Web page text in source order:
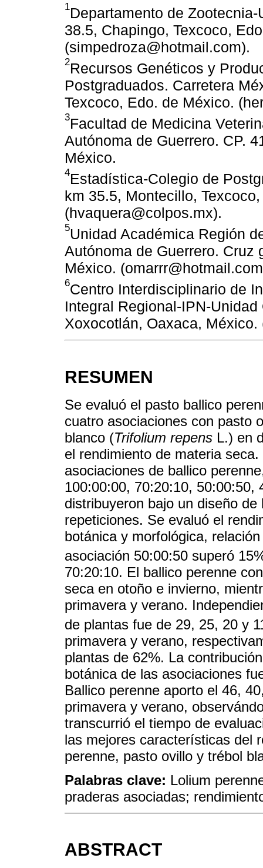
1Departamento de
38.5, Chapingo, Texcoco,
(simpedroza@hotmail.com).
2Recursos Genéticos y
Postgraduados. Carretera
Texcoco, Edo. de México.
3Facultad de Medicina
Autónoma de Guerrero. CP.
México.
4Estadística-Colegio de
km 35.5, Montecillo,
(hvaquera@colpos.mx).
5Unidad Académica Región
Autónoma de Guerrero. Cruz
México.
6Centro Interdisciplinario de
Integral Regional-IPN-
Xoxocotlán, Oaxaca, México.
RESUMEN
Se evaluó el pasto ballico
cuatro asociaciones con pasto
blanco (Trifolium repens L.) en
el rendimiento de materia
asociaciones de ballico
100:00:00, 70:20:10, 50:00:50,
distribuyeron bajo un diseño
repeticiones. Se evaluó el
botánica y morfológica,
asociación 50:00:50 superó
70:20:10. El ballico perenne
seca en otoño e invierno,
primavera y verano.
de plantas fue de 29, 25, 20 y
primavera y verano,
plantas de 62%. La
botánica de las asociaciones
Ballico perenne aporto el 46,
primavera y verano,
transcurrió el tiempo de
las mejores características del
perenne, pasto ovillo y trébol
Palabras clave: Lolium
praderas asociadas;
ABSTRACT